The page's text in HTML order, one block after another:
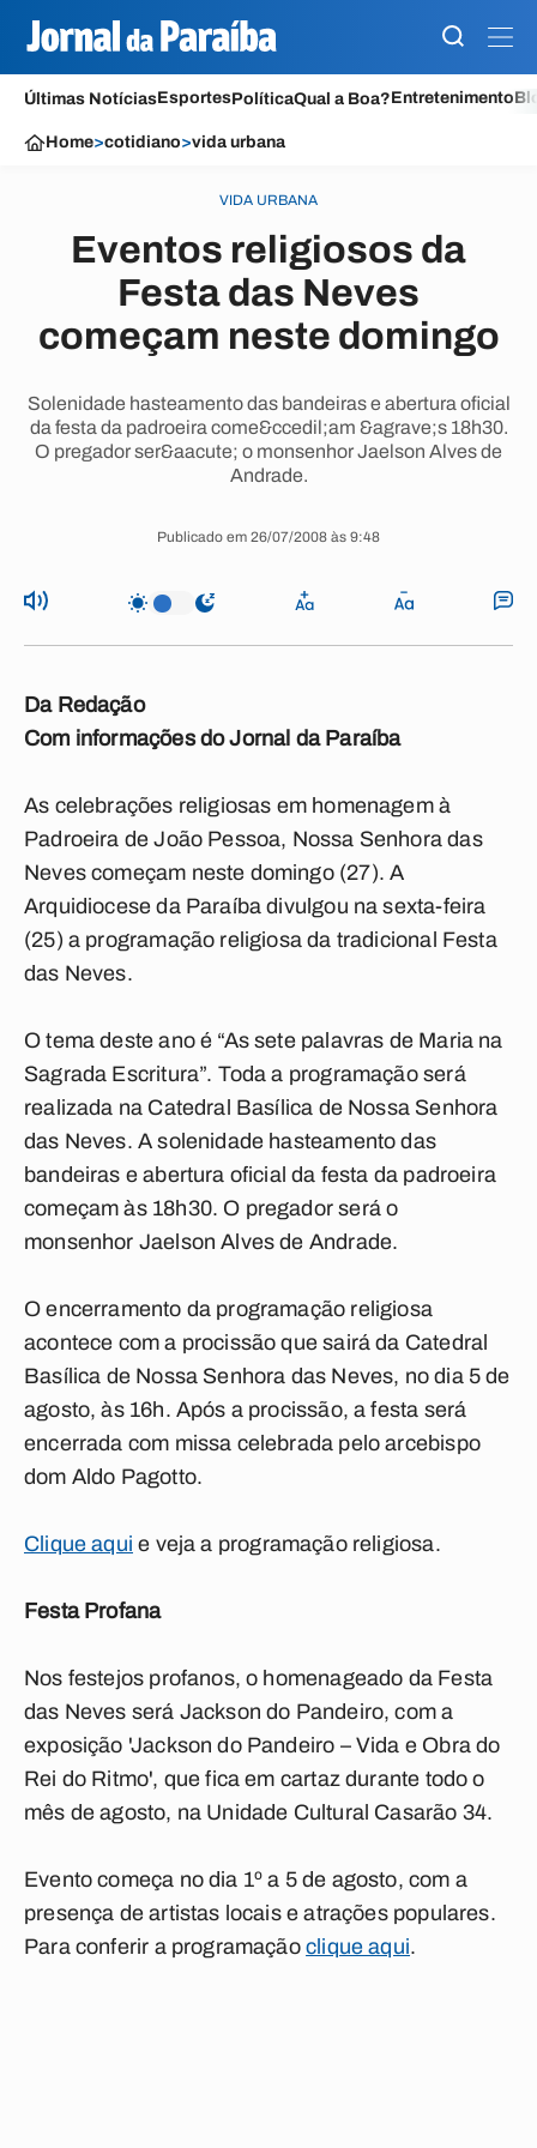
Últimas NotíciasEsportesPolíticaQual a Boa?Entretenimento
Home>cotidiano>vida urbana
VIDA URBANA
Eventos religiosos da
Festa das Neves
começam neste domingo
Solenidade hasteamento das bandeiras e abertura oficial
da festa da padroeira come&ccedil;am &agrave;s 18h30.
O pregador ser&aacute; o monsenhor Jaelson Alves de
Andrade.
Publicado em 26/07/2008 às 9:48
Da Redação
Com informações do Jornal da Paraíba
As celebrações religiosas em homenagem à
Padroeira de João Pessoa, Nossa Senhora das
Neves começam neste domingo (27). A
Arquidiocese da Paraíba divulgou na sexta-feira
(25) a programação religiosa da tradicional Festa
das Neves.
O tema deste ano é “As sete palavras de Maria na
Sagrada Escritura”. Toda a programação será
realizada na Catedral Basílica de Nossa Senhora
das Neves. A solenidade hasteamento das
bandeiras e abertura oficial da festa da padroeira
começam às 18h30. O pregador será o
monsenhor Jaelson Alves de Andrade.
O encerramento da programação religiosa
acontece com a procissão que sairá da Catedral
Basílica de Nossa Senhora das Neves, no dia 5 de
agosto, às 16h. Após a procissão, a festa será
encerrada com missa celebrada pelo arcebispo
dom Aldo Pagotto.
Clique aqui e veja a programação religiosa.
Festa Profana
Nos festejos profanos, o homenageado da Festa
das Neves será Jackson do Pandeiro, com a
exposição 'Jackson do Pandeiro – Vida e Obra do
Rei do Ritmo', que fica em cartaz durante todo o
mês de agosto, na Unidade Cultural Casarão 34.
Evento começa no dia 1º a 5 de agosto, com a
presença de artistas locais e atrações populares.
Para conferir a programaçãoclique aqui.